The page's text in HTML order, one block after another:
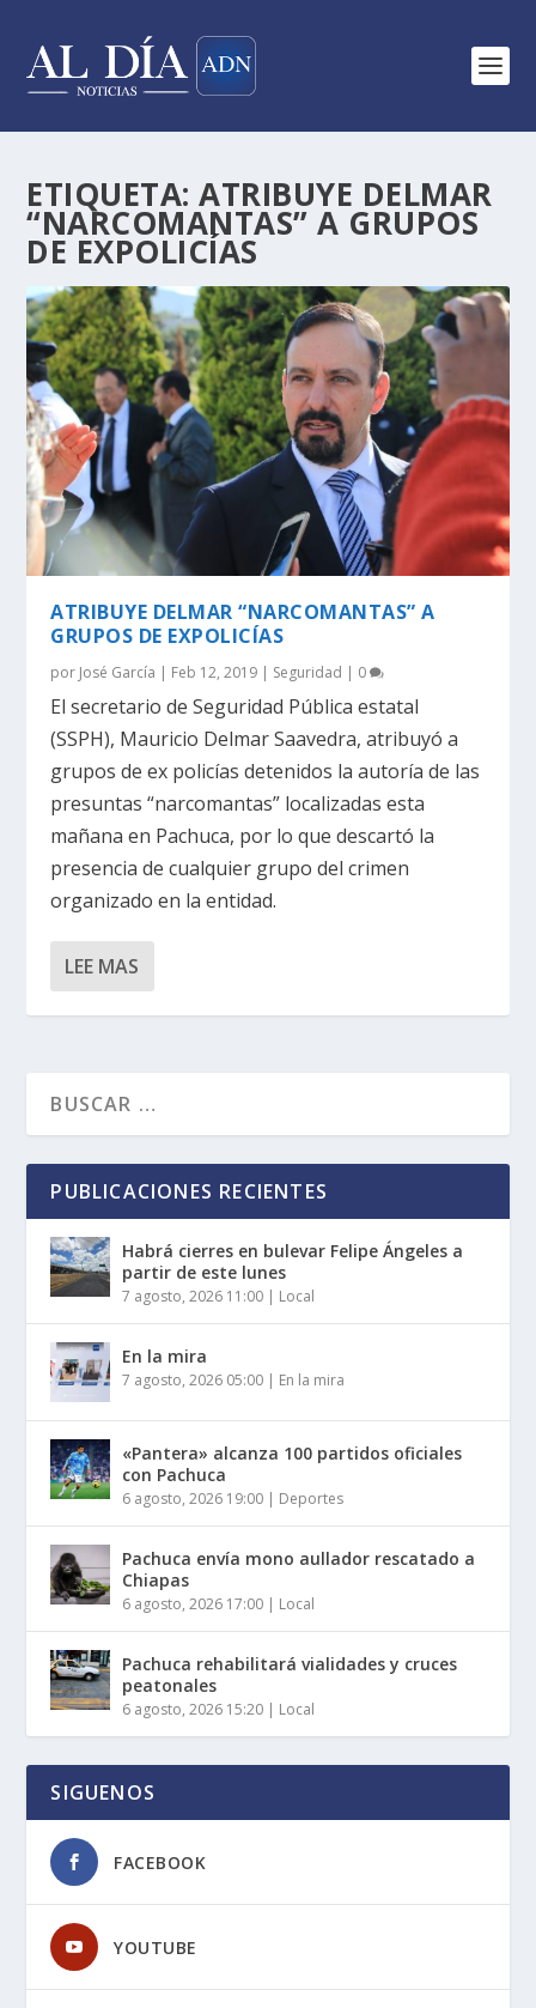
ETIQUETA:ATRIBUYE DELMAR
“NARCOMANTAS” A GRUPOS
DE EXPOLICÍAS
ATRIBUYE DELMAR “NARCOMANTAS” A
GRUPOS DE EXPOLICÍAS
por José García | Feb 12, 2019 | Seguridad | 0
El secretario de Seguridad Pública estatal
(SSPH), Mauricio Delmar Saavedra, atribuyó a
grupos de ex policías detenidos la autoría de las
presuntas “narcomantas” localizadas esta
mañana en Pachuca, por lo que descartó la
presencia de cualquier grupo del crimen
organizado en la entidad.
LEE MAS
PUBLICACIONES RECIENTES
Habrá cierres en bulevar Felipe Ángeles a
partir de este lunes
7 agosto, 2026 11:00 | Local
En la mira
7 agosto, 2026 05:00 | En la mira
«Pantera» alcanza 100 partidos oficiales
con Pachuca
6 agosto, 2026 19:00 | Deportes
Pachuca envía mono aullador rescatado a
Chiapas
6 agosto, 2026 17:00 | Local
Pachuca rehabilitará vialidades y cruces
peatonales
6 agosto, 2026 15:20 | Local
SIGUENOS
FACEBOOK
YOUTUBE